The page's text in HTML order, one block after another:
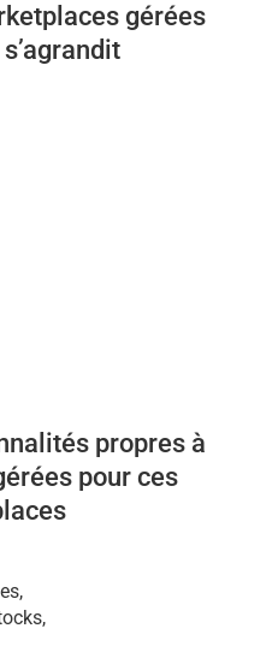
gérées
propres à
pour ces